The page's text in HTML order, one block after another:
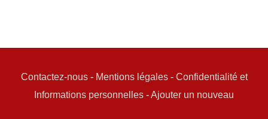
Contactez-nous- Mentions légales- Confidentialité et
Informations personnelles -Ajouter un nouveau